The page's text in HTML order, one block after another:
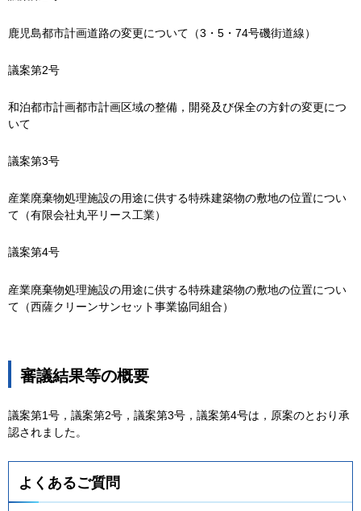
鹿児島都市計画道路の変更について（3・5・74号磯街道線）
議案第2号
和泊都市計画都市計画区域の整備，開発及び保全の方針の変更につ
いて
議案第3号
産業廃棄物処理施設の用途に供する特殊建築物の敷地の位置につい
て（有限会社丸平リース工業）
議案第4号
産業廃棄物処理施設の用途に供する特殊建築物の敷地の位置につい
て（西薩クリーンサンセット事業協同組合）
審議結果等の概要
議案第1号，議案第2号，議案第3号，議案第4号は，原案のとおり承
認されました。
よくあるご質問